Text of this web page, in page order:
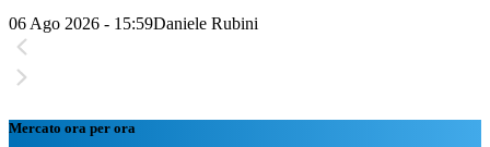
06 Ago 2026 - 15:59Daniele Rubini
Mercato ora per ora